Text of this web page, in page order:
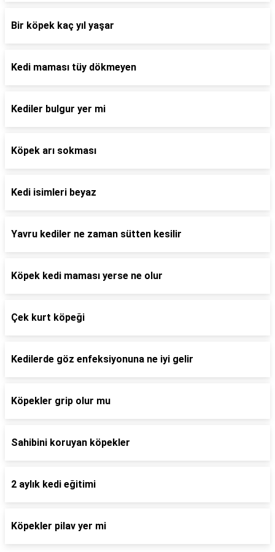
Bir köpek kaç yıl yaşar
Kedi maması tüy dökmeyen
Kediler bulgur yer mi
Köpek arı sokması
Kedi isimleri beyaz
Yavru kediler ne zaman sütten kesilir
Köpek kedi maması yerse ne olur
Çek kurt köpeği
Kedilerde göz enfeksiyonuna ne iyi gelir
Köpekler grip olur mu
Sahibini koruyan köpekler
2 aylık kedi eğitimi
Köpekler pilav yer mi